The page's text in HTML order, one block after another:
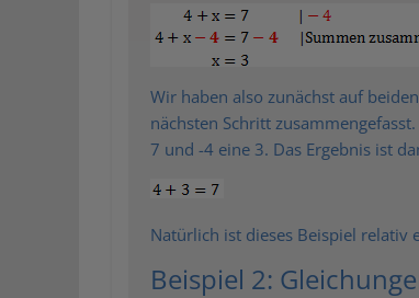
Wir haben also zunächst auf
nächsten Schritt
7 und -4 eine 3. Das Ergebnis ist
Natürlich ist dieses Beispiel relativ
Beispiel 2: